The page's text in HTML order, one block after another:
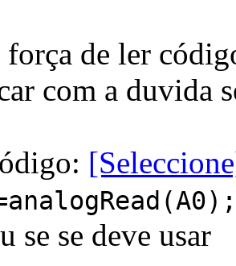
de ler
com a duvida
se se deve usar